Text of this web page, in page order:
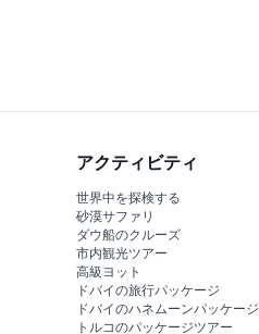
アクティビティ
世界中を探検する
砂漠サファリ
ダウ船のクルーズ
市内観光ツアー
高級ヨット
ドバイの旅行パッケージ
ドバイのハネムーンパッケージ
トルコのパッケージツアー